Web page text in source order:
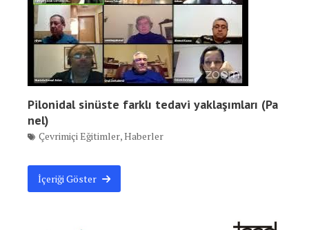
Pilonidal sinüste farklı tedavi yaklaşımları (Pa
nel)
Çevrimiçi Eğitimler,Haberler
İçeriği Göster